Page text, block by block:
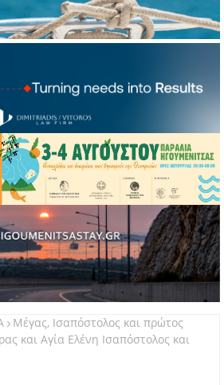
Μέγας, Ισαπόστολος και πρώτος
και Αγία Ελένη Ισαπόστολος και